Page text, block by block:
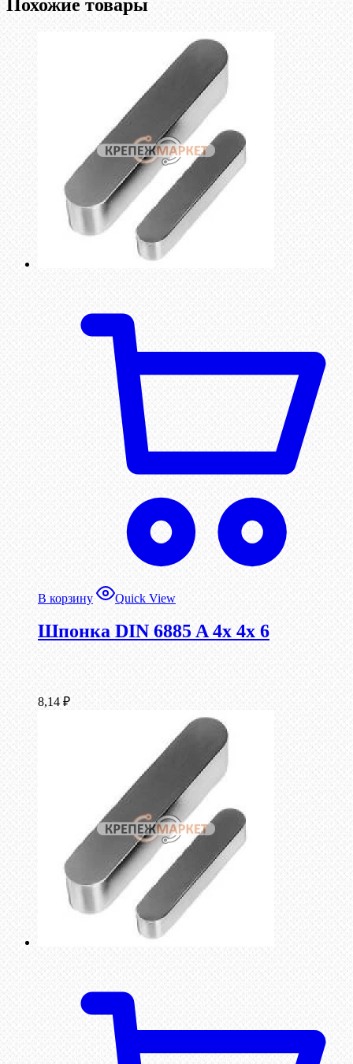
Похожие товары
В корзину Quick View
Шпонка DIN 6885 A 4x 4x 6
8,14 ₽